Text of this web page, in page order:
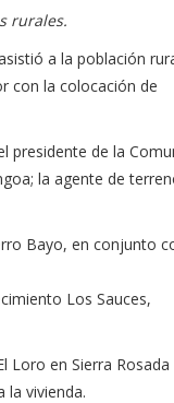
rurales.
a la población
con la colocación de
presidente de la
la agente de
Bayo, en conjunto
Los Sauces,
Loro en Sierra Rosada
la vivienda.